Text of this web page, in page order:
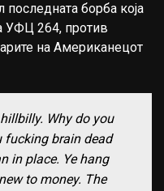
борба која
УФЦ 264, против
на Американецот
Why do you
fucking brain dead
in place. Ye hang
to money. The